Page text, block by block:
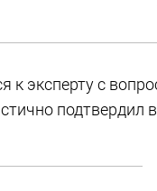
к эксперту с
подтвердил